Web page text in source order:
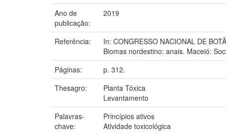
Ano de
publicação:
2019
Referência:
In: CONGRESSO NACIONAL DE
Biomas nordestino: anais. Maceió:
Páginas:
p. 312.
Thesagro:
Planta Tóxica
Levantamento
Palavras-
chave:
Princípios ativos
Atividade toxicológica